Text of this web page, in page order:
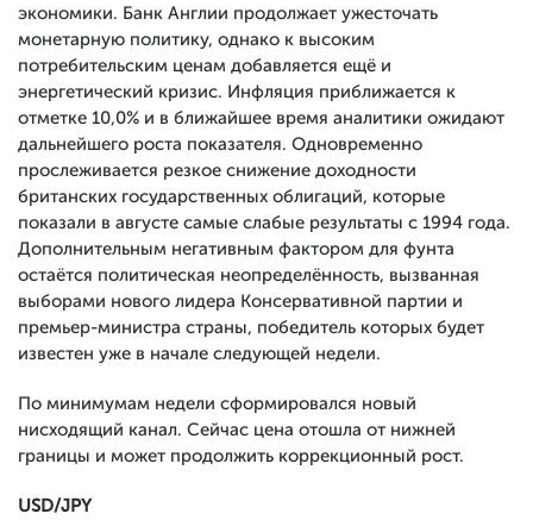
экономики. Банк Англии продолжает ужесточать
монетарную политику, однако к высоким
потребительским ценам добавляется ещё и
энергетический кризис. Инфляция приближается к
отметке 10,0% и в ближайшее время аналитики ожидают
дальнейшего роста показателя. Одновременно
прослеживается резкое снижение доходности
британских государственных облигаций, которые
показали в августе самые слабые результаты с 1994 года.
Дополнительным негативным фактором для фунта
остаётся политическая неопределённость, вызванная
выборами нового лидера Консервативной партии и
премьер-министра страны, победитель которых будет
известен уже в начале следующей недели.
По минимумам недели сформировался новый
нисходящий канал. Сейчас цена отошла от нижней
границы и может продолжить коррекционный рост.
USD/JPY